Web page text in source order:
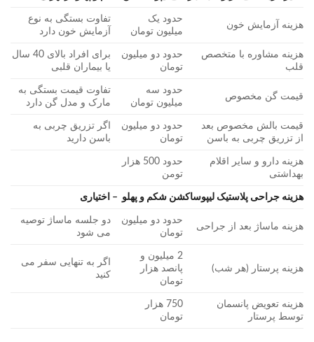
هزینه آزمایش خون
حدود یک
میلیون تومان
تفاوت بستگی به نوع
آزمایش خون دارد
هزینه مشاوره با متخصص
قلب
حدود دو میلیون
تومان
برای افراد بالای 40 سال
یا بیماران قلبی
قیمت گن مخصوص
حدود سه
میلیون تومان
تفاوت قیمت بستگی به
مارک و مدل گن دارد
قیمت بالش مخصوص بعد
از تزریق چربی به باسن
حدود دو میلیون
تومان
اگر تزریق چربی به
باسن دارید
هزینه دارو و سایر اقلام
بهداشتی
حدود 500 هزار
تومن
هزینه جراحی پلاستیک لیپوساکشن شکم و پهلو – اختیاری
هزینه ماساژ بعد از جراحی
حدود دو میلیون
تومان
دو جلسه ماساژ توصیه
می شود
هزینه پرستار (هر شب)
2 میلیون و
پانصد هزار
تومان
اگر به تنهایی سفر می
کنید
هزینه تعویض پانسمان
توسط پرستار
750 هزار
تومان